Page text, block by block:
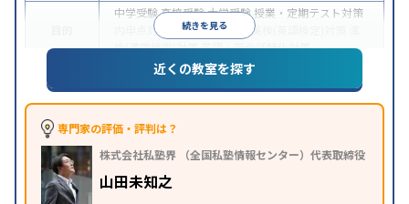
続きを見る
中学受験高校受験大学受験 授業・定期テスト対策
内申点対策
学習習慣の定着 英検(英語検定)対策
検(漢字検定)対策英語・英会話特化対策
1科目から受講可能季節講習のみの受講可
※2023年3月調査。小学校高学年の個別指導塾アンケート調査方法を参
近くの教室を探す
専門家の評価・評判は？
株式会社私塾界 （全国私塾情報センター）代表取締役
山田未知之